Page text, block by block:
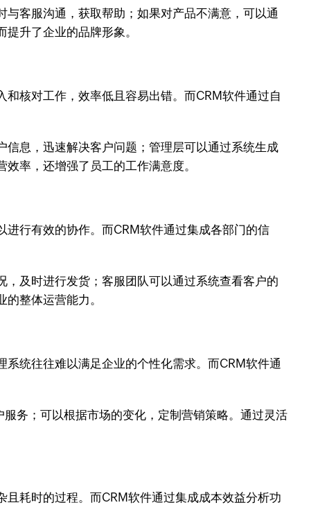
客服沟通，获取帮助；如果对产品不满意，可以通
升了企业的品牌形象。
核对工作，效率低且容易出错。而CRM软件通过自
息，迅速解决客户问题；管理层可以通过系统生成
率，还增强了员工的工作满意度。
行有效的协作。而CRM软件通过集成各部门的信
及时进行发货；客服团队可以通过系统查看客户的
整体运营能力。
统往往难以满足企业的个性化需求。而CRM软件通
务；可以根据市场的变化，定制营销策略。通过灵活
耗时的过程。而CRM软件通过集成成本效益分析功